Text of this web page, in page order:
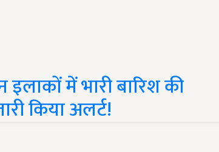
में भारी बारिश की
किया अलर्ट!